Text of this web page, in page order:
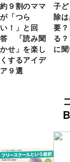
約９割のママ
が「つら
い！」と回
答 「読み聞
かせ」を楽し
くするアイデ
ア９選
子
除
要
る
に